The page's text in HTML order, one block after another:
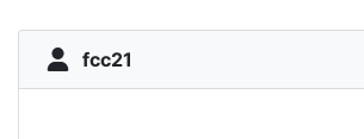
fcc21